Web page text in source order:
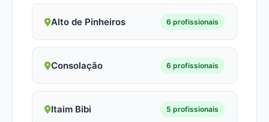
Alto de Pinheiros 6 profissionais
Consolação 6 profissionais
Itaim Bibi 5 profissionais